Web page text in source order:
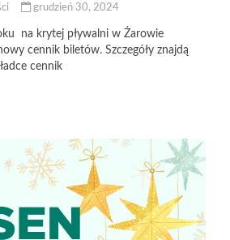
grudzień 30, 2024
na krytej pływalni w Żarowie
cennik biletów. Szczegóły znajdą
cennik